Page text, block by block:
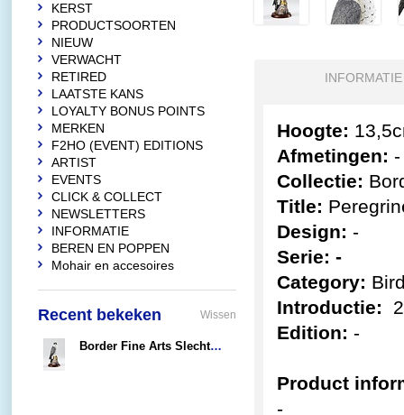
INFORMATIE
Hoogte:
Afmetingen:
Collectie:
Title:
Design: -
Serie: -
Category:
Introductie:
Edition: -
Product
-
KERST
PRODUCTSOORTEN
NIEUW
VERWACHT
RETIRED
LAATSTE KANS
LOYALTY BONUS POINTS
MERKEN
F2HO (EVENT) EDITIONS
ARTIST
EVENTS
CLICK & COLLECT
NEWSLETTERS
INFORMATIE
BEREN EN POPPEN
Mohair en accesoires
Recent bekeken Wissen
Border Fine Arts Slechtvalk